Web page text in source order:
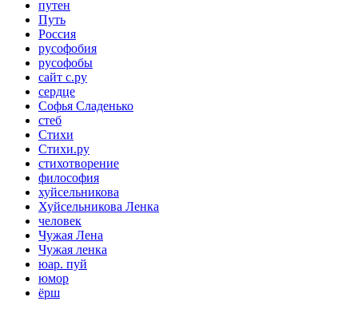
путен
Путь
Россия
русофобия
русофобы
сайт с.ру
сердце
Софья Сладенько
стеб
Стихи
Стихи.ру
стихотворение
философия
хуйсельникова
Хуйсельникова Ленка
человек
Чужая Лена
Чужая ленка
юар. пуй
юмор
ёрш